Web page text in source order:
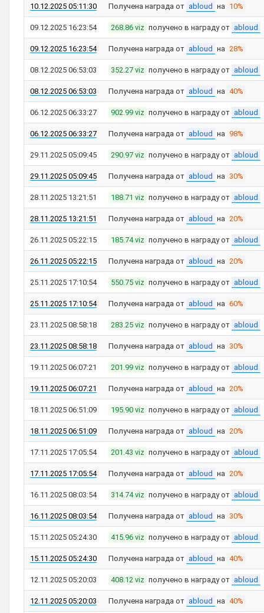
10.12.2025 05:11:30 Получена награда от abloud на 10%
09.12.2025 16:23:54 268.86 viz получено в награду от abloud
09.12.2025 16:23:54 Получена награда от abloud на 28%
08.12.2025 06:53:03 352.27 viz получено в награду от abloud
08.12.2025 06:53:03 Получена награда от abloud на 40%
06.12.2025 06:33:27 902.99 viz получено в награду от abloud
06.12.2025 06:33:27 Получена награда от abloud на 98%
29.11.2025 05:09:45 290.97 viz получено в награду от abloud
29.11.2025 05:09:45 Получена награда от abloud на 30%
28.11.2025 13:21:51 188.71 viz получено в награду от abloud
28.11.2025 13:21:51 Получена награда от abloud на 20%
26.11.2025 05:22:15 185.74 viz получено в награду от abloud
26.11.2025 05:22:15 Получена награда от abloud на 20%
25.11.2025 17:10:54 550.75 viz получено в награду от abloud
25.11.2025 17:10:54 Получена награда от abloud на 60%
23.11.2025 08:58:18 283.25 viz получено в награду от abloud
23.11.2025 08:58:18 Получена награда от abloud на 30%
19.11.2025 06:07:21 201.99 viz получено в награду от abloud
19.11.2025 06:07:21 Получена награда от abloud на 20%
18.11.2025 06:51:09 195.90 viz получено в награду от abloud
18.11.2025 06:51:09 Получена награда от abloud на 20%
17.11.2025 17:05:54 201.43 viz получено в награду от abloud
17.11.2025 17:05:54 Получена награда от abloud на 20%
16.11.2025 08:03:54 314.74 viz получено в награду от abloud
16.11.2025 08:03:54 Получена награда от abloud на 30%
15.11.2025 05:24:30 415.96 viz получено в награду от abloud
15.11.2025 05:24:30 Получена награда от abloud на 40%
12.11.2025 05:20:03 408.12 viz получено в награду от abloud
12.11.2025 05:20:03 Получена награда от abloud на 40%